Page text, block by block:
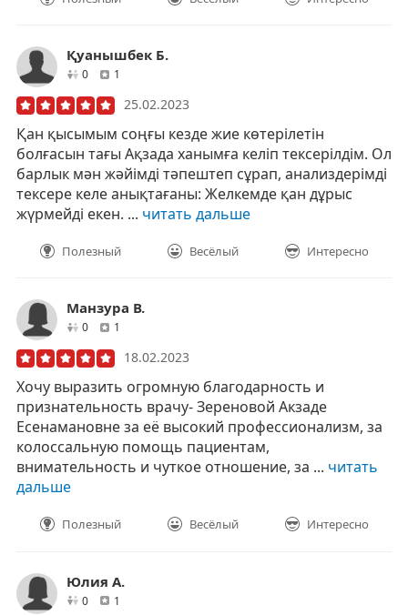
Қуанышбек Б.
0друзей1
25.02.2023
Қан қысымым соңғы кезде жие көтерілетін
болғасын тағы Ақзада ханымға келіп тексерілдім. Ол
барлык мән жәйімді тәпештеп сұрап, анализдерімді
тексере келе анықтағаны: Желкемде қан дұрыс
жүрмейді екен. ... читать дальше
Полезный Весёлый Интересно
Манзура В.
0друзей1
18.02.2023
Хочу выразить огромную благодарность и
признательность врачу- Зереновой Акзаде
Есенамановне за её высокий профессионализм, за
колоссальную помощь пациентам,
внимательность и чуткое отношение, за ... читать
дальше
Полезный Весёлый Интересно
Юлия А.
0друзей1